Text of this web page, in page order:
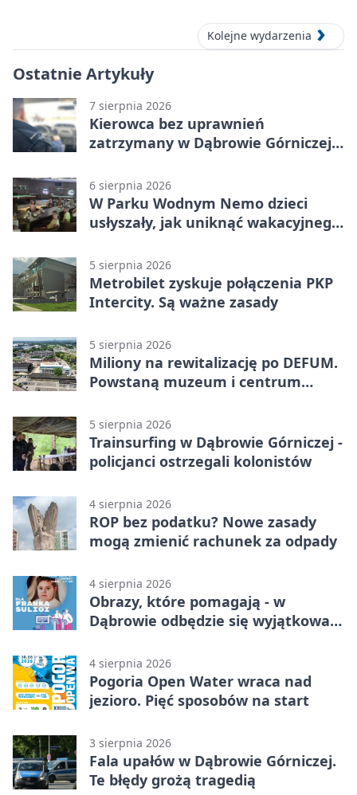
Kolejne wydarzenia
Ostatnie Artykuły
7 sierpnia 2026
Kierowca bez uprawnień
zatrzymany w Dąbrowie Górniczej.
6 sierpnia 2026
W Parku Wodnym Nemo dzieci
usłyszały, jak uniknąć wakacyjnego
5 sierpnia 2026
Metrobilet zyskuje połączenia PKP
Intercity. Są ważne zasady
5 sierpnia 2026
Miliony na rewitalizację po DEFUM.
Powstaną muzeum i centrum
5 sierpnia 2026
Trainsurfing w Dąbrowie Górniczej -
policjanci ostrzegali kolonistów
4 sierpnia 2026
ROP bez podatku? Nowe zasady
mogą zmienić rachunek za odpady
4 sierpnia 2026
Obrazy, które pomagają - w
Dąbrowie odbędzie się wyjątkowa
4 sierpnia 2026
Pogoria Open Water wraca nad
jezioro. Pięć sposobów na start
3 sierpnia 2026
Fala upałów w Dąbrowie Górniczej.
Te błędy grożą tragedią